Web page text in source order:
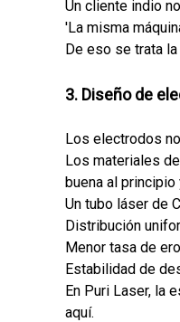
Un cliente indio
'La misma
De eso se trata
3. Diseño de
Los electrodos
Los materiales
buena al
Un tubo láser de
Distribución
Menor tasa de
Estabilidad de
En Puri Laser, la
aquí.